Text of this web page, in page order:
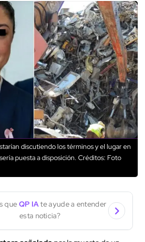
discutiendo los términos y el lugar en
puesta a disposición. Créditos: Foto
que QP IAte ayude a entender
esta noticia?